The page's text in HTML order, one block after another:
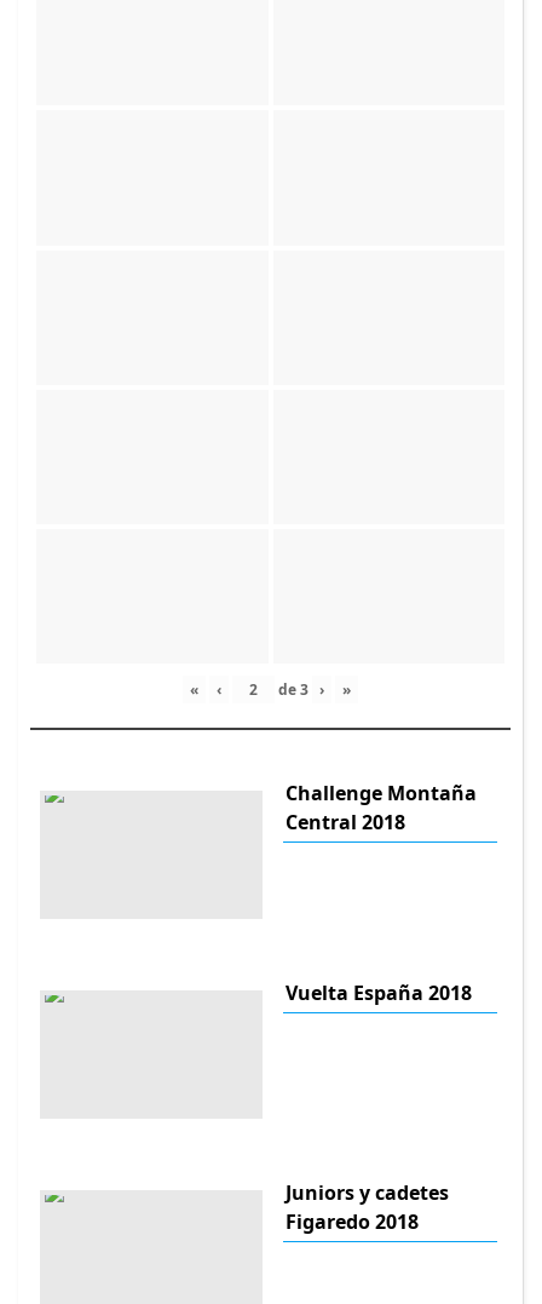
« ‹ de3 › »
Challenge Montaña
Central 2018
Vuelta España 2018
Juniors y cadetes
Figaredo 2018